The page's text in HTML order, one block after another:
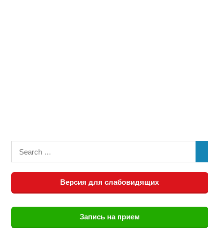
Версия для слабовидящих
Запись на прием